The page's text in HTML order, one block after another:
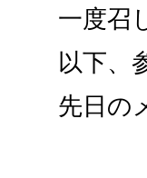
一度召
以下、
先日の